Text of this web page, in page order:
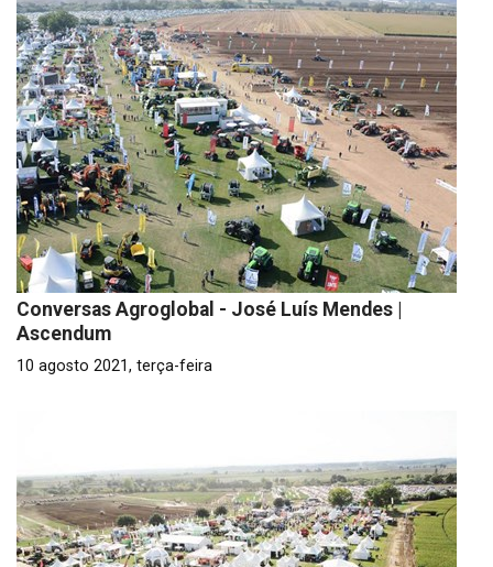
Conversas Agroglobal - José Luís Mendes |
Ascendum
10 agosto 2021, terça-feira